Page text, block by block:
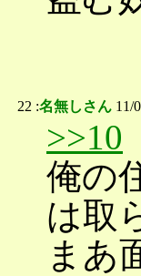
22 :名無しさん 11/
>>10
俺の
は取
まあ